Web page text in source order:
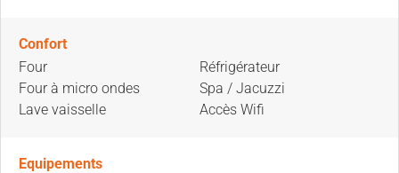
Confort
Four
Four à micro ondes
Lave vaisselle
Réfrigérateur
Spa / Jacuzzi
Accès Wifi
Equipements